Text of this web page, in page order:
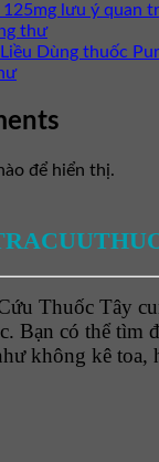
125mg lưu ý quan
thư
Dùng thuốc
để hiển thị.
Thuốc Tây
Bạn có thể tìm
không kê toa,